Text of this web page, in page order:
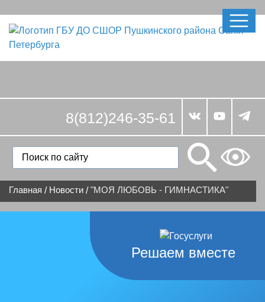
8(812)246-35-61
Главная / Новости /"МОЯ ЛЮБОВЬ - ГИМНАСТИКА"
Решаем вместе